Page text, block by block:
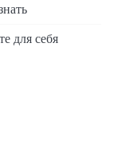
для себя